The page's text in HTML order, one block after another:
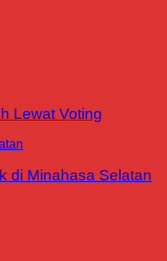
Lewat Voting
di Minahasa Selatan